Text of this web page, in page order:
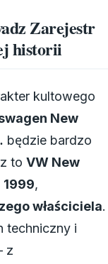
Zarejestr
historii
kultowego
New
będzie bardzo
to VW New
1999,
właściciela.
techniczny i
z